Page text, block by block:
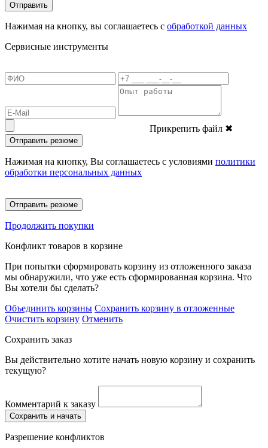
Отправить
Нажимая на кнопку, вы соглашаетесь с обработкой данных
Сервисные инструменты
Прикрепить файл ✖
Отправить резюме
Нажимая на кнопку, Вы соглашаетесь с условиями политики
обработки персональных данных
Отправить резюме
Продолжить покупки
Конфликт товаров в корзине
При попытки сформировать корзину из отложенного заказа
мы обнаружили, что уже есть сформированная корзина. Что
Вы хотели бы сделать?
Объединить корзины Сохранить корзину в отложенные
Очистить корзину Отменить
Сохранить заказ
Вы действительно хотите начать новую корзину и сохранить
текущую?
Комментарий к заказу
Сохранить и начать
Разрешение конфликтов